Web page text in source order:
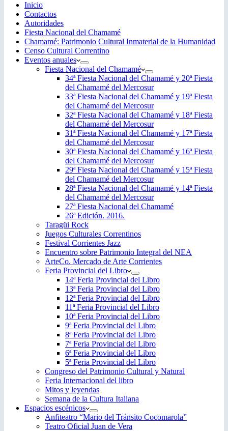
Inicio
Contactos
Autoridades
Fiesta Nacional del Chamamé
Chamamé: Patrimonio Cultural Inmaterial de la Humanidad
Censo Cultural Correntino
Eventos anuales
Fiesta Nacional del Chamamé
34ª Fiesta Nacional del Chamamé y 20ª Fiesta
del Chamamé del Mercosur
33ª Fiesta Nacional del Chamamé y 19ª Fiesta
del Chamamé del Mercosur
32ª Fiesta Nacional del Chamamé y 18ª Fiesta
del Chamamé del Mercosur
31ª Fiesta Nacional del Chamamé y 17ª Fiesta
del Chamamé del Mercosur
30ª Fiesta Nacional del Chamamé y 16ª Fiesta
del Chamamé del Mercosur
29ª Fiesta Nacional del Chamamé y 15ª Fiesta
del Chamamé del Mercosur
28ª Fiesta Nacional del Chamamé y 14ª Fiesta
del Chamamé del Mercosur
27ª Fiesta Nacional del Chamamé
26ª Edición. 2016.
Taragüi Rock
Juegos Culturales Correntinos
Festival Corrientes Jazz
Encuentro sobre Patrimonio Integral del NEA
ArteCo. Mercado de Arte Corrientes
Feria Provincial del Libro
14ª Feria Provincial del Libro
13ª Feria Provincial del Libro
12ª Feria Provincial del Libro
11ª Feria Provincial del Libro
10ª Feria Provincial del Libro
9ª Feria Provincial del Libro
8ª Feria Provincial del Libro
7ª Feria Provincial del Libro
6ª Feria Provincial del Libro
5ª Feria Provincial del Libro
Congreso del Patrimonio Cultural y Natural
Feria Internacional del libro
Mitos y leyendas
Semana de la Cultura Italiana
Espacios escénicos
Anfiteatro “Mario del Tránsito Cocomarola”
Teatro Oficial Juan de Vera